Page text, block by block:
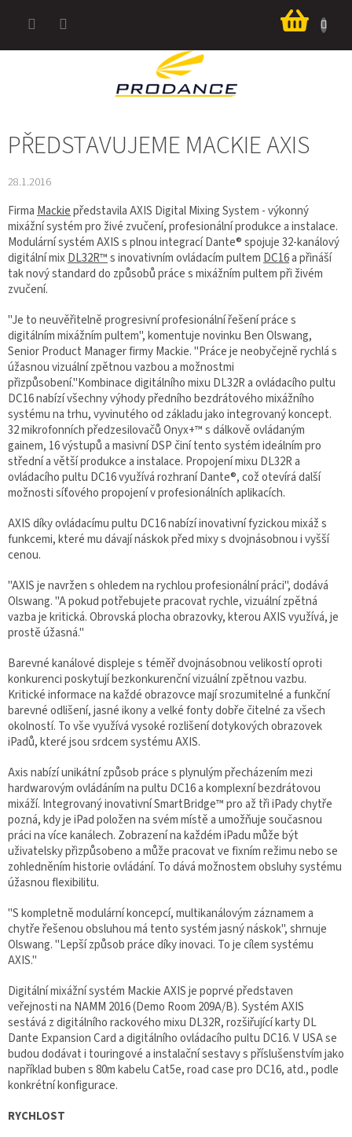
košík
PŘEDSTAVUJEME MACKIE AXIS
28.1.2016
Firma Mackiepředstavila AXIS Digital Mixing System - výkonný
mixážní systém pro živé zvučení, profesionální produkce a instalace.
Modulární systém AXIS s plnou integrací Dante® spojuje 32-kanálový
digitální mixDL32R™s inovativním ovládacím pultem DC16a přináší
tak nový standard do způsobů práce s mixážním pultem při živém
zvučení.
"Je to neuvěřitelně progresivní profesionální řešení práce s
digitálním mixážním pultem", komentuje novinku Ben Olswang,
Senior Product Manager firmy Mackie. "Práce je neobyčejně rychlá s
úžasnou vizuální zpětnou vazbou a možnostmi
přizpůsobení."Kombinace digitálního mixu DL32R a ovládacího pultu
DC16 nabízí všechny výhody předního bezdrátového mixážního
systému na trhu, vyvinutého od základu jako integrovaný koncept.
32 mikrofonních předzesilovačů Onyx+™ s dálkově ovládaným
gainem, 16 výstupů a masivní DSP činí tento systém ideálním pro
střední a větší produkce a instalace. Propojení mixu DL32R a
ovládacího pultu DC16 využívá rozhraní Dante®, což otevírá další
možnosti síťového propojení v profesionálních aplikacích.
AXIS díky ovládacímu pultu DC16 nabízí inovativní fyzickou mixáž s
funkcemi, které mu dávají náskok před mixy s dvojnásobnou i vyšší
cenou.
"AXIS je navržen s ohledem na rychlou profesionální práci", dodává
Olswang. "A pokud potřebujete pracovat rychle, vizuální zpětná
vazba je kritická. Obrovská plocha obrazovky, kterou AXIS využívá, je
prostě úžasná."
Barevné kanálové displeje s téměř dvojnásobnou velikostí oproti
konkurenci poskytují bezkonkurenční vizuální zpětnou vazbu.
Kritické informace na každé obrazovce mají srozumitelné a funkční
barevné odlišení, jasné ikony a velké fonty dobře čitelné za všech
okolností. To vše využívá vysoké rozlišení dotykových obrazovek
iPadů, které jsou srdcem systému AXIS.
Axis nabízí unikátní způsob práce s plynulým přecházením mezi
hardwarovým ovládáním na pultu DC16 a komplexní bezdrátovou
mixáží. Integrovaný inovativní SmartBridge™ pro až tři iPady chytře
pozná, kdy je iPad položen na svém místě a umožňuje současnou
práci na více kanálech. Zobrazení na každém iPadu může být
uživatelsky přizpůsobeno a může pracovat ve fixním režimu nebo se
zohledněním historie ovládání. To dává možnostem obsluhy systému
úžasnou flexibilitu.
"S kompletně modulární koncepcí, multikanálovým záznamem a
chytře řešenou obsluhou má tento systém jasný náskok", shrnuje
Olswang. "Lepší způsob práce díky inovaci. To je cílem systému
AXIS."
Digitální mixážní systém Mackie AXIS je poprvé představen
veřejnosti na NAMM 2016 (Demo Room 209A/B). Systém AXIS
sestává z digitálního rackového mixu DL32R, rozšiřující karty DL
Dante Expansion Card a digitálního ovládacího pultu DC16. V USA se
budou dodávat i touringové a instalační sestavy s příslušenstvím jako
například buben s 80m kabelu Cat5e, road case pro DC16, atd., podle
konkrétní konfigurace.
RYCHLOST